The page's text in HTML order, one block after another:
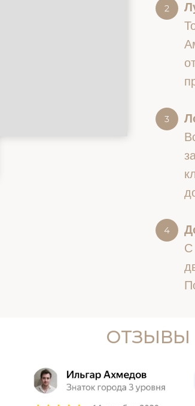
С
ОТЗЫВЫ